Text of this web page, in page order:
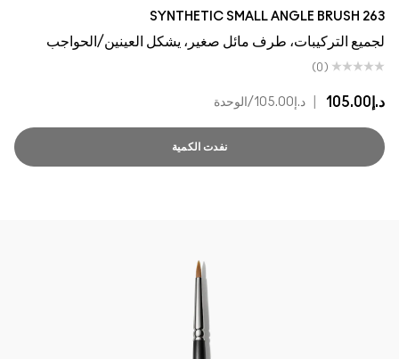
263 SYNTHETIC SMALL ANGLE BRUSH
لجميع التركيبات، طرف مائل صغير، يشكل العينين/الحواجب
(0)
د.إ105.00 د.إ105.00 /الوحدة
نفدت الكمية